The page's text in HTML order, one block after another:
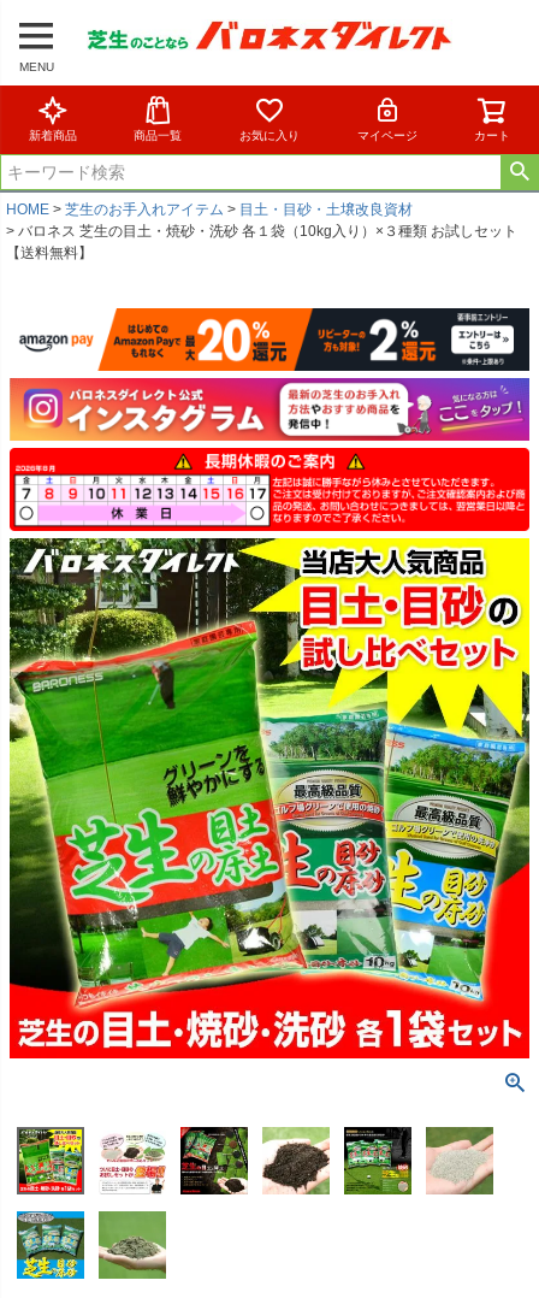
MENU
新着商品 商品一覧 お気に入り マイページ カート
HOME 芝生のお手入れアイテム
目土・目砂・土壌改良資材
バロネス 芝生の目土・焼砂・洗砂 各１袋（10kg入り）×３種類 お試しセット
【送料無料】